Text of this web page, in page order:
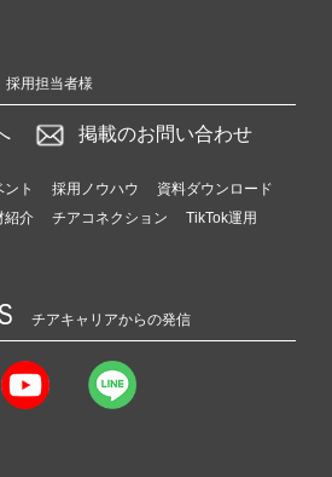
採用担当者様
掲載のお問い合わせ
ト 採用ノウハウ
資料ダウンロード
紹介 チアコネクション
TikTok運用
チアキャリアからの発信